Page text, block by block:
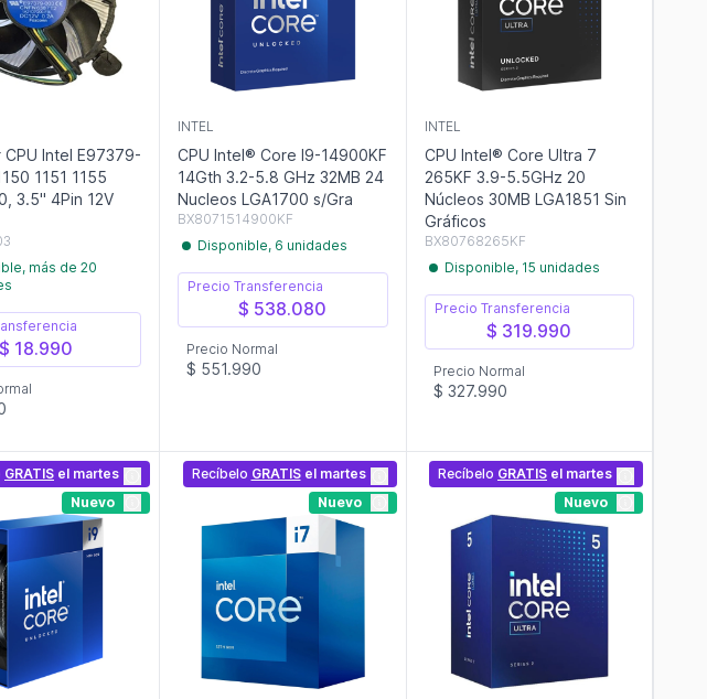
CPU Intel E97379-
1151 1155
3.5" 4Pin 12V
más de 20
$ 18.990
INTEL
CPU Intel® Core I9-14900KF
14Gth 3.2-5.8 GHz 32MB 24
Nucleos LGA1700 s/Gra
BX8071514900KF
Disponible, 6 unidades
Precio Transferencia
$ 538.080
Precio Normal
$ 551.990
INTEL
CPU Intel® Core Ultra 7
265KF 3.9-5.5GHz 20
Núcleos 30MB LGA1851 Sin
Gráficos
BX80768265KF
Disponible, 15 unidades
Precio Transferencia
$ 319.990
Precio Normal
$ 327.990
GRATIS el martes
Nuevo
Recíbelo GRATISel martes
Nuevo
Recíbelo GRATIS el martes
Nuevo